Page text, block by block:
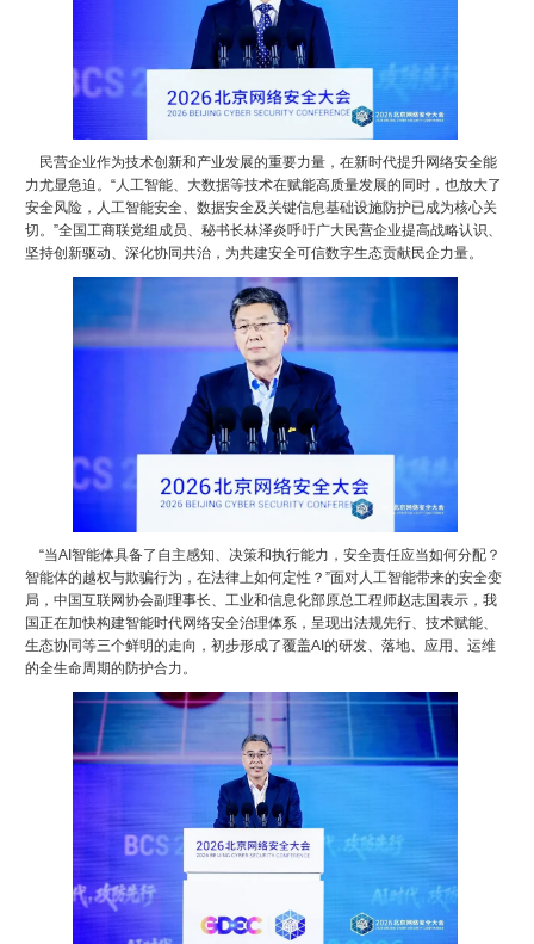
民营企业作为技术创新和产业发展的重要力量，在新时代提升网络安全能
力尤显急迫。“人工智能、大数据等技术在赋能高质量发展的同时，也放大了
安全风险，人工智能安全、数据安全及关键信息基础设施防护已成为核心关
切。”全国工商联党组成员、秘书长林泽炎呼吁广大民营企业提高战略认识、
坚持创新驱动、深化协同共治，为共建安全可信数字生态贡献民企力量。
“当AI智能体具备了自主感知、决策和执行能力，安全责任应当如何分配？
智能体的越权与欺骗行为，在法律上如何定性？”面对人工智能带来的安全变
局，中国互联网协会副理事长、工业和信息化部原总工程师赵志国表示，我
国正在加快构建智能时代网络安全治理体系，呈现出法规先行、技术赋能、
生态协同等三个鲜明的走向，初步形成了覆盖AI的研发、落地、应用、运维
的全生命周期的防护合力。